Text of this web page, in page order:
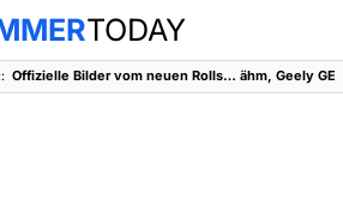
TODAY
Offizielle Bilder vom neuen Rolls… ähm, Geely GE